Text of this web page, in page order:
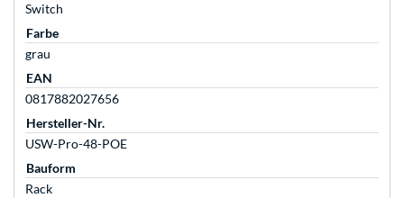
Switch
Farbe
grau
EAN
0817882027656
Hersteller-Nr.
USW-Pro-48-POE
Bauform
Rack